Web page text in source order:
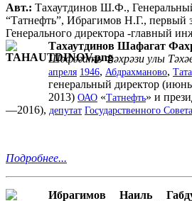
Авт.: Тахаутдинов Ш.Ф.,
“Татнефть”, Ибрагимов Н.Г., первый
Генерального директора -главный
Тахаутдинов Шафагат
Шәфәгать Фәхрәзи улы
апреля 1946, Абдрахманово,
генеральный директор
2013) ОАО «Татнефть» и
—2016), депутат Государственного
Подробнее...
Ибрагимов Наиль